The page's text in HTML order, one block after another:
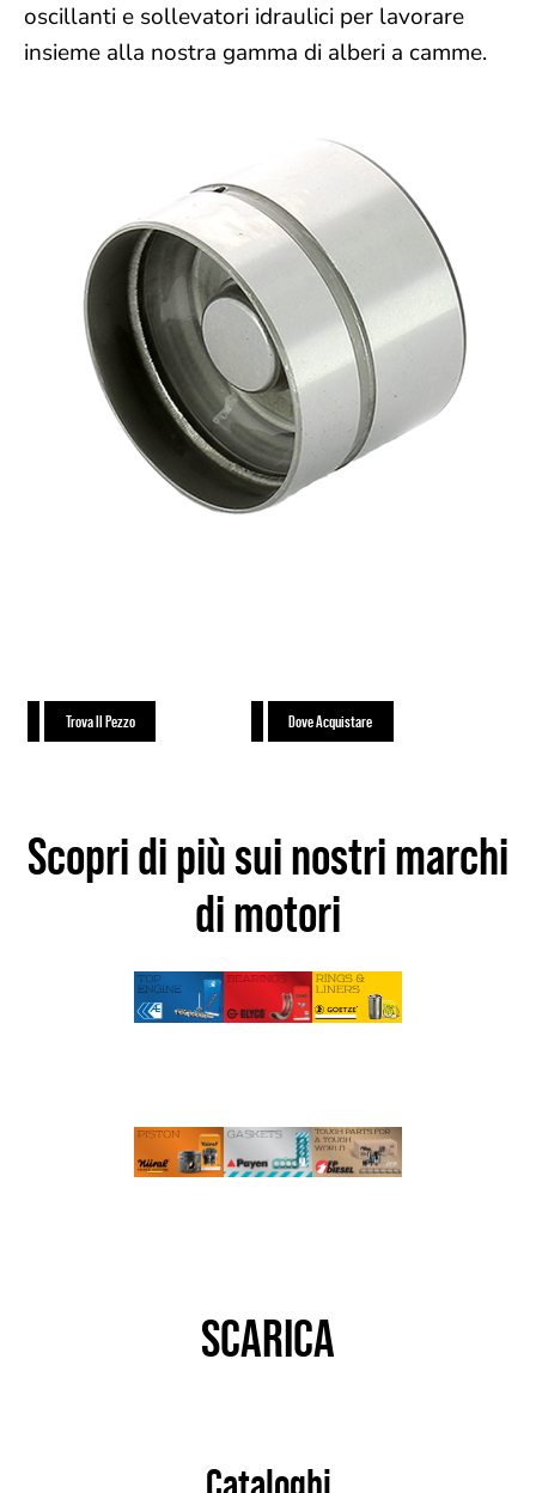
oscillanti e sollevatori idraulici per lavorare
insieme alla nostra gamma di alberi a camme.
Trova Il Pezzo Dove Acquistare
Scopri di più sui nostri marchi
di motori
SCARICA